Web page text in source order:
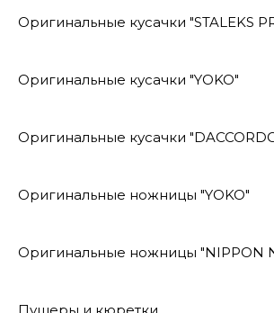
Оригинальные кусачки "STALEKS
Оригинальные кусачки "YOKO"
Оригинальные кусачки
Оригинальные ножницы "YOKO"
Оригинальные ножницы "NIPPON